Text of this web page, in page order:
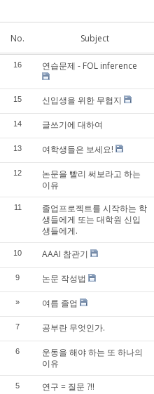
No. Subject
16 연습문제 - FOL inference
15 신입생을 위한 무협지
14 글쓰기에 대하여
13 여학생들은 보세요!
12
논문을 빨리 써보라고 하는
이유
11
졸업프로젝트를 시작하는 학
생들에게 또는 대학원 신입
생들에게.
10 AAAI 참관기
9 논문 작성법
» 여름 졸업
7 공부란 무엇인가.
6
운동을 해야 하는 또 하나의
이유
5 연구 = 질문 ?!!